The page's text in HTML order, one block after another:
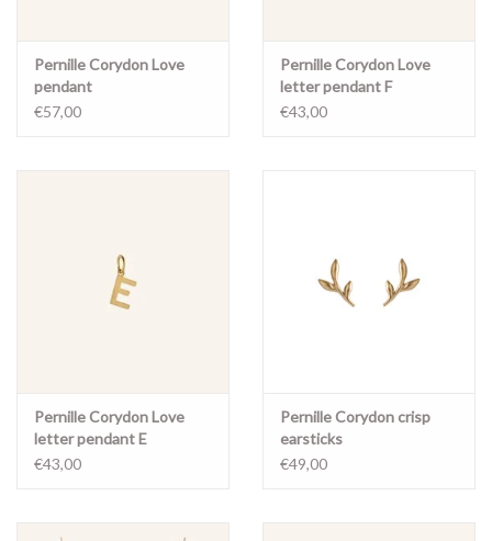
Pernille Corydon Love
pendant
€57,00
Pernille Corydon Love
letter pendant F
€43,00
Pernille Corydon Love
letter pendant E
€43,00
Pernille Corydon crisp
earsticks
€49,00